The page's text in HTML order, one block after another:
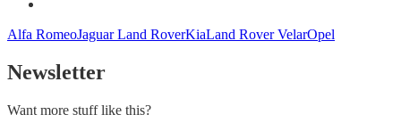
Alfa RomeoJaguar Land RoverKiaLand Rover VelarOpel
Newsletter
Want more stuff like this?